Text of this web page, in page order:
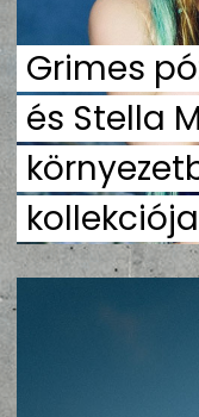
Grimes
és Stella